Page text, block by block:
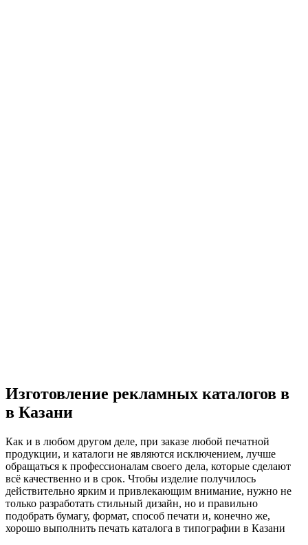
Изготовление рекламных каталогов в
в Казани
Как и в любом другом деле, при заказе любой печатной
продукции, и каталоги не являются исключением, лучше
обращаться к профессионалам своего дела, которые сделают
всё качественно и в срок. Чтобы изделие получилось
действительно ярким и привлекающим внимание, нужно не
только разработать стильный дизайн, но и правильно
подобрать бумагу, формат, способ печати и, конечно же,
хорошо выполнить печать каталога в типографии в Казани